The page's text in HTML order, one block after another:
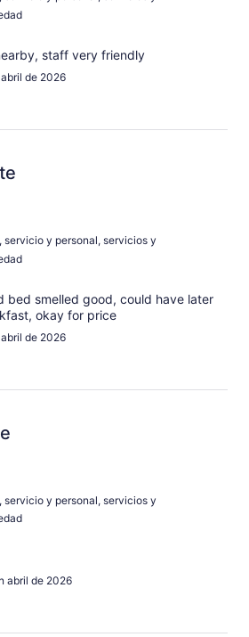
staff very friendly
de 2026
servicio y personal, servicios y
bed smelled good, could have later
okay for price
de 2026
servicio y personal, servicios y
abril de 2026